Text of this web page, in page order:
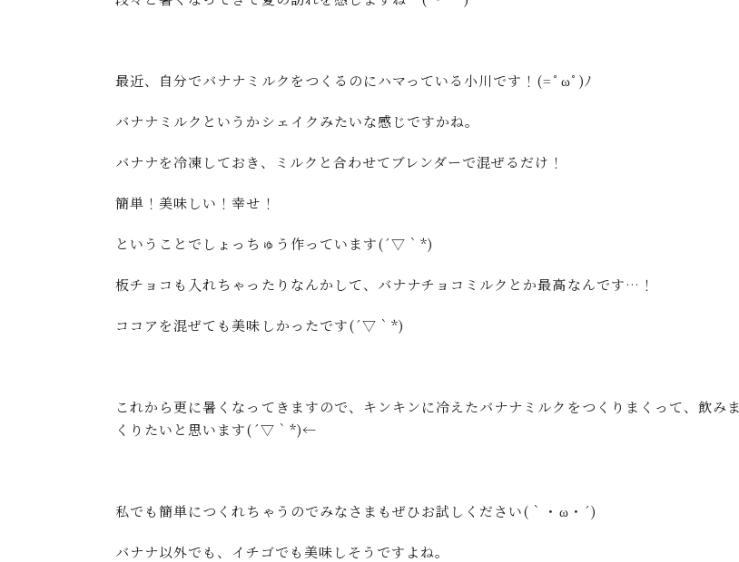
最近、自分でバナナミルクをつくるのにハマっている小川です！(=ﾟωﾟ)ﾉ
バナナミルクというかシェイクみたいな感じですかね。
バナナを冷凍しておき、ミルクと合わせてブレンダーで混ぜるだけ！
簡単！美味しい！幸せ！
ということでしょっちゅう作っています(´▽｀*)
板チョコも入れちゃったりなんかして、バナナチョコミルクとか最高なんです…！
ココアを混ぜても美味しかったです(´▽｀*)
これから更に暑くなってきますので、キンキンに冷えたバナナミルクをつくりまくって、飲みま
くりたいと思います(´▽｀*)←
私でも簡単につくれちゃうのでみなさまもぜひお試しください(｀・ω・´)
バナナ以外でも、イチゴでも美味しそうですよね。